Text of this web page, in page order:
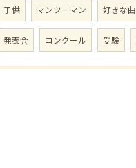
子供 マンツーマン 好きな曲
発表会 コンクール 受験